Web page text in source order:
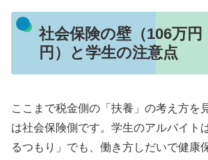
社会保険の壁（106万円
円）と学生の注意点
ここまで税金側の「扶養」の考え方を
は社会保険側です。学生のアルバイト
るつもり」でも、働き方しだいで健康